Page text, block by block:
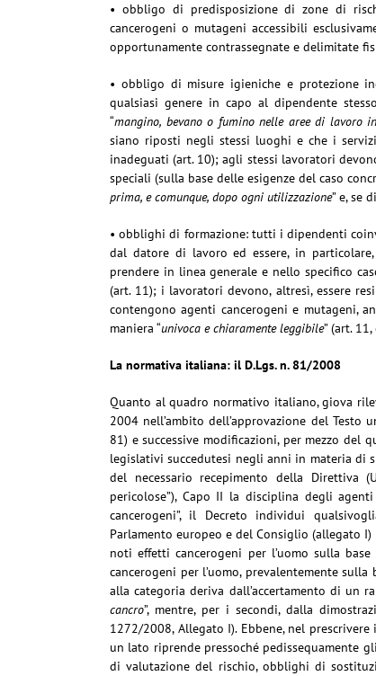
• obbligo di predisposizione di zone di
cancerogeni o mutageni accessibili
opportunamente contrassegnate e delimitate
• obbligo di misure igieniche e protezione
qualsiasi genere in capo al dipendente
“mangino, bevano o fumino nelle aree di lavoro
siano riposti negli stessi luoghi e che i
inadeguati (art. 10); agli stessi lavoratori
speciali (sulla base delle esigenze del caso
prima, e comunque, dopo ogni utilizzazione” e, se
• obblighi di formazione: tutti i dipendenti
dal datore di lavoro ed essere, in
prendere in linea generale e nello specifico
(art. 11); i lavoratori devono, altresì, essere
contengono agenti cancerogeni e mutageni,
maniera “univoca e chiaramente leggibile” (art.
La normativa italiana: il D.Lgs. n. 81/2008
Quanto al quadro normativo italiano, giova
2004 nell’ambito dell’approvazione del
81) e successive modificazioni, per mezzo del
legislativi succedutesi negli anni in materia di
del necessario recepimento della Direttiva
pericolose”), Capo II la disciplina degli
cancerogeni”, il Decreto individui
Parlamento europeo e del Consiglio (allegato
noti effetti cancerogeni per l’uomo sulla
cancerogeni per l’uomo, prevalentemente
alla categoria deriva dall’accertamento di un
cancro”, mentre, per i secondi, dalla
1272/2008, Allegato I). Ebbene, nel
un lato riprende pressoché pedissequamente
di valutazione del rischio, obblighi di